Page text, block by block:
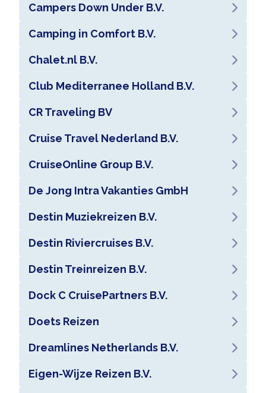
Campers Down Under B.V.
Camping in Comfort B.V.
Chalet.nl B.V.
Club Mediterranee Holland B.V.
CR Traveling BV
Cruise Travel Nederland B.V.
CruiseOnline Group B.V.
De Jong Intra Vakanties GmbH
Destin Muziekreizen B.V.
Destin Riviercruises B.V.
Destin Treinreizen B.V.
Dock C CruisePartners B.V.
Doets Reizen
Dreamlines Netherlands B.V.
Eigen-Wijze Reizen B.V.